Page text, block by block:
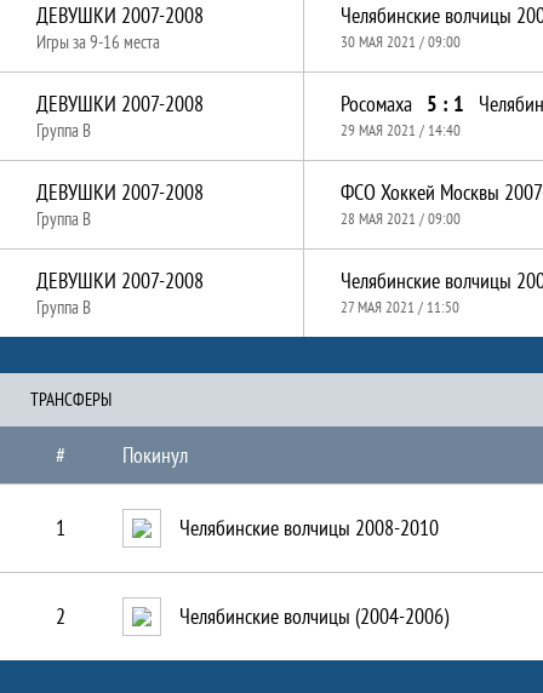
ДЕВУШКИ 2007-2008
Игры за 9-16 места 30 МАЯ 2021 / 09:00
ДЕВУШКИ 2007-2008
Группа B
Росомаха 5 : 1
29 МАЯ 2021 / 14:40
ДЕВУШКИ 2007-2008
Группа B 28 МАЯ 2021 / 09:00
ДЕВУШКИ 2007-2008
Группа B 27 МАЯ 2021 / 11:50
ТРАНCФЕРЫ
# Покинул
1 Челябинские волчицы 2008-2010
2 Челябинские волчицы (2004-2006)